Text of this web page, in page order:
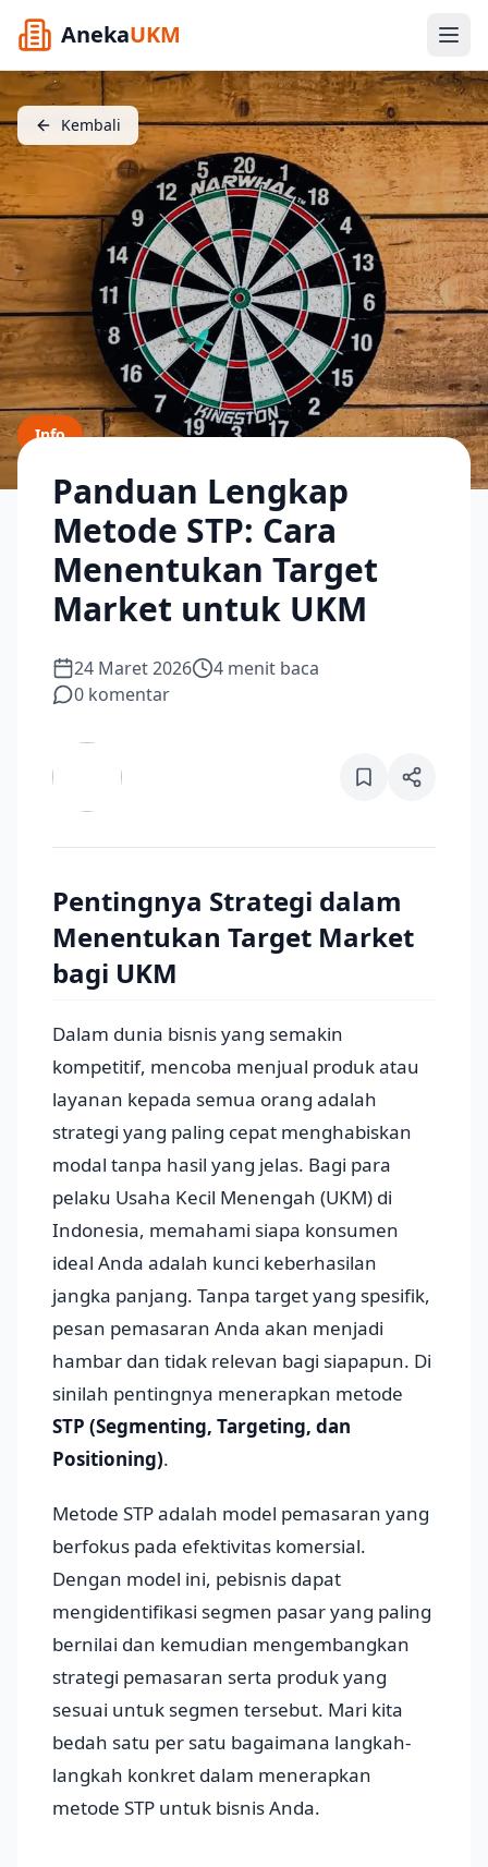
AnekaUKM
Kembali
Info
Panduan Lengkap
Metode STP: Cara
Menentukan Target
Market untuk UKM
24 Maret 2026 4 menit baca
0 komentar
Pentingnya Strategi dalam
Menentukan Target Market
bagi UKM
Dalam dunia bisnis yang semakin
kompetitif, mencoba menjual produk atau
layanan kepada semua orang adalah
strategi yang paling cepat menghabiskan
modal tanpa hasil yang jelas. Bagi para
pelaku Usaha Kecil Menengah (UKM) di
Indonesia, memahami siapa konsumen
ideal Anda adalah kunci keberhasilan
jangka panjang. Tanpa target yang spesifik,
pesan pemasaran Anda akan menjadi
hambar dan tidak relevan bagi siapapun. Di
sinilah pentingnya menerapkan metode
STP (Segmenting, Targeting, dan
Positioning).
Metode STP adalah model pemasaran yang
berfokus pada efektivitas komersial.
Dengan model ini, pebisnis dapat
mengidentifikasi segmen pasar yang paling
bernilai dan kemudian mengembangkan
strategi pemasaran serta produk yang
sesuai untuk segmen tersebut. Mari kita
bedah satu per satu bagaimana langkah-
langkah konkret dalam menerapkan
metode STP untuk bisnis Anda.